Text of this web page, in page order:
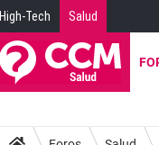
High-Tech Salud